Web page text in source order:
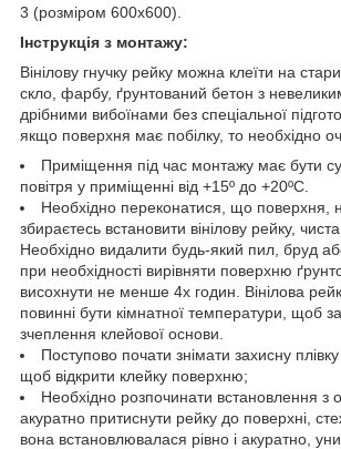
3 (розміром 600х600).
Інструкція з монтажу:
Вінілову гнучку рейку можна клеїти на
скло, фарбу, ґрунтований бетон з
дрібними вибоїнами без спеціальної
якщо поверхня має побілку, то необхідно
Приміщення під час монтажу має бути
повітря у приміщенні від +15º до +20ºС.
Необхідно переконатися, що поверхня,
збираєтесь встановити вінілову рейку,
Необхідно видалити будь-який пил, бруд
при необхідності вирівняти поверхню
висохнути не менше 4х годин. Вінілова
повинні бути кімнатної температури, щоб
зчеплення клейової основи.
Поступово почати знімати захисну плівку
щоб відкрити клейку поверхню;
Необхідно розпочинати встановлення з
акуратно притиснути рейку до поверхні,
вона встановлювалася рівно і акуратно,